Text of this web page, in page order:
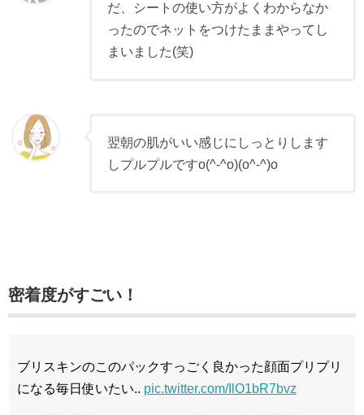
だ、シートの使い方がよくわからなか
ったのでネットをつけたままやってし
まいました(笑)
翌朝の肌がいい感じにしっとりします
しプルプルですo(^-^o)(o^-^)o
密着度がすごい！
ブリスキンのこのパックすっごく良かった顔面プリプリ
になる毎日使いたい.. pic.twitter.com/IlO1bR7bvz